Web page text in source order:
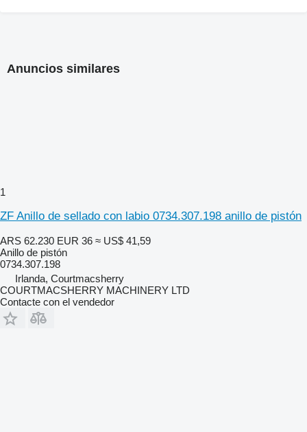
Anuncios similares
1
ZF Anillo de sellado con labio 0734.307.198 anillo de pistón
ARS 62.230 EUR 36 ≈ US$ 41,59
Anillo de pistón
0734.307.198
Irlanda, Courtmacsherry
COURTMACSHERRY MACHINERY LTD
Contacte con el vendedor